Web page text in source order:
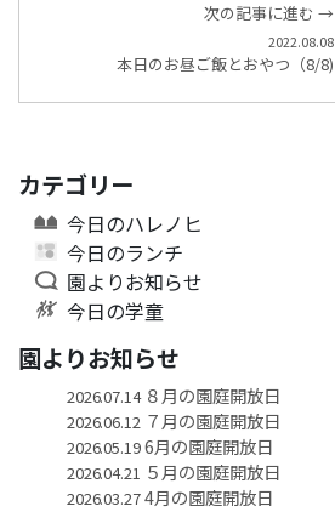
次の記事に進む →
2022.08.08
本日のお昼ご飯とおやつ（8/8)
カテゴリー
今日のハレノヒ
今日のランチ
園よりお知らせ
今日の学童
園よりお知らせ
2026.07.14８月の園庭開放日
2026.06.12７月の園庭開放日
2026.05.196月の園庭開放日
2026.04.21 ５月の園庭開放日
2026.03.274月の園庭開放日